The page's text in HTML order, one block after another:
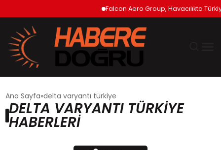
Falcon Aero Group, Havacılıkta
EKONOMİ
Ana Sayfa delta varyantı türkiye
DELTA VARYANTI TÜRKIYE
HABERLERI